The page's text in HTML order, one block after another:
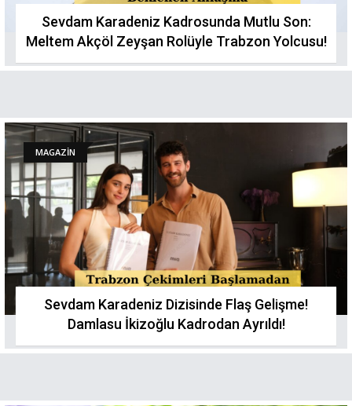
Sevdam Karadeniz Kadrosunda Mutlu Son:
Meltem Akçöl Zeyşan Rolüyle Trabzon Yolcusu!
MAGAZİN
Sevdam Karadeniz Dizisinde Flaş Gelişme!
Damlasu İkizoğlu Kadrodan Ayrıldı!